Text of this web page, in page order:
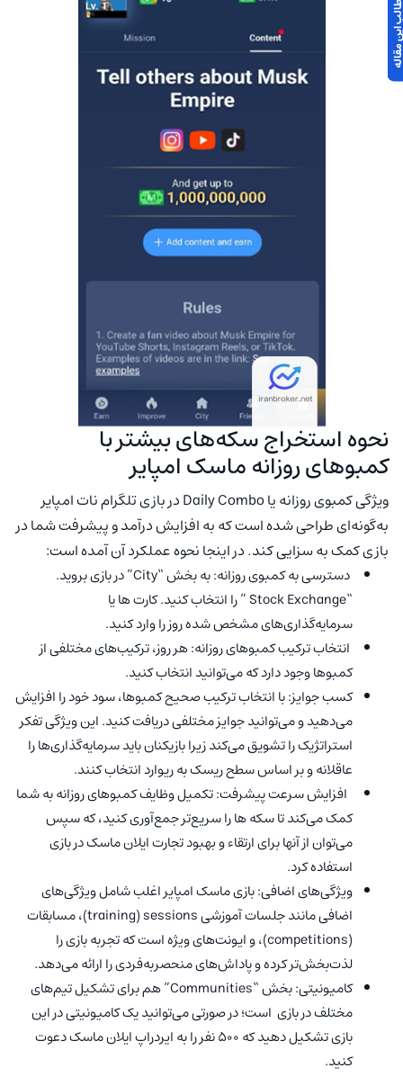
نحوه استخراج سکه‌های بیشتر با
کمبو‌های روزانه ماسک امپایر
ویژگی کمبوی روزانه یا Daily Combo در بازی تلگرام نات امپایر
به‌گونه‌ای طراحی شده است که به افزایش درآمد و پیشرفت شما در
بازی کمک به سزایی کند. در اینجا نحوه عملکرد آن آمده است:
دسترسی به کمبوی روزانه: به بخش “City” در بازی بروید.
“Stock Exchange ” را انتخاب کنید. کارت ها یا
سرمایه‌گذاری‌های مشخص شده روز را وارد کنید.
انتخاب ترکیب کمبوهای روزانه: هر روز، ترکیب‌های مختلفی از
کمبوها وجود دارد که می‌توانید انتخاب کنید.
کسب جوایز: با انتخاب ترکیب صحیح کمبوها، سود خود را افزایش
می‌دهید و می‌توانید جوایز مختلفی دریافت کنید. این ویژگی تفکر
استراتژیک را تشویق می‌کند زیرا بازیکنان باید سرمایه‌گذاری‌ها را
عاقلانه و بر اساس سطح ریسک به ریوارد انتخاب کنند.
افزایش سرعت پیشرفت: تکمیل وظایف کمبوهای روزانه به شما
کمک می‌کند تا سکه ها را سریع‌تر جمع‌آوری کنید، که سپس
می‌توان از آنها برای ارتقاء و بهبود تجارت ایلان ماسک در بازی
استفاده کرد.
ویژگی‌های اضافی: بازی ماسک امپایر اغلب شامل ویژگی‌های
اضافی مانند جلسات آموزشی training) sessions)، مسابقات
(competitions)، و ایونت‌های ویژه است که تجربه بازی را
لذت‌بخش‌تر کرده و پاداش‌های منحصربه‌فردی را ارائه می‌دهد.
کامیونیتی: بخش “Communities” هم برای تشکیل تیم‌های
مختلف در بازی است؛ در صورتی می‌توانید یک کامیونیتی در این
بازی تشکیل دهید که ۵۰۰ نفر را به ایردراپ ایلان ماسک دعوت
کنید.